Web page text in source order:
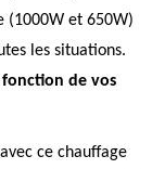
(1000W et 650W)
les situations.
fonction de vos
ce chauffage